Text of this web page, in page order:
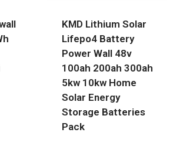
KMD Lithium Solar
Lifepo4 Battery
Power Wall 48v
100ah 200ah 300ah
5kw 10kw Home
Solar Energy
Storage Batteries
Pack